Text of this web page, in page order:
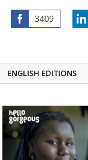
3409
Share
Share
ENGLISH EDITIONS